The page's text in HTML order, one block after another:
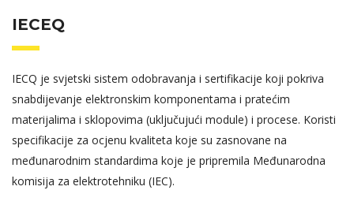
IECEQ
IECQ je svjetski sistem odobravanja i sertifikacije koji pokriva
snabdijevanje elektronskim komponentama i pratećim
materijalima i sklopovima (uključujući module) i procese. Koristi
specifikacije za ocjenu kvaliteta koje su zasnovane na
međunarodnim standardima koje je pripremila Međunarodna
komisija za elektrotehniku (IEC).